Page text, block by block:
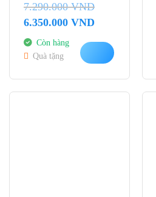
7.290.000VND
Giá
là:
7.290.000 VND.
6.350.000 VNDGiá
Còn hàng
Quà tặng